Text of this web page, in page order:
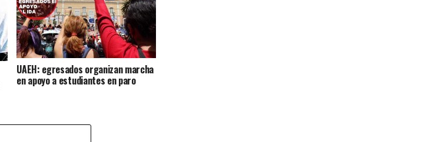
UAEH: egresados organizan marcha
en apoyo a estudiantes en paro